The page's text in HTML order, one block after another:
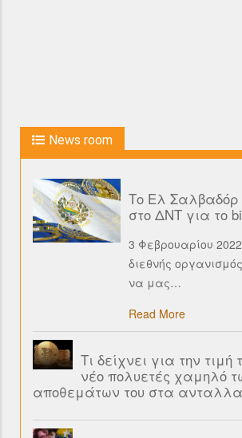
News room
Το Ελ Σαλβαδόρ
στο ΔΝΤ για το
3 Φεβρουαρίου
διεθνής
να μας…
Read More
Τι δείχνει για την τιμή
νέο πολυετές χαμηλό
αποθεμάτων του στα